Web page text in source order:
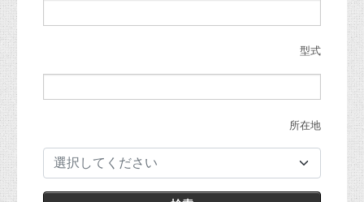
型式
所在地
選択してください